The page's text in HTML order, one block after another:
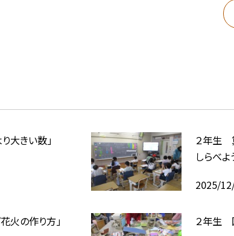
大きい数」
２年生
しらべよ
2025/
火の作り方」 ２年生